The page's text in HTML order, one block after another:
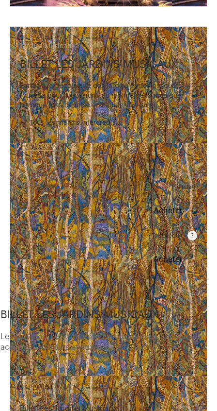
Jardins Musicaux
BILLET LES JARDINS MUSICAUX
Partez à la découverte des jardins et des bosquets
(ouverts pour l’occasion), au rythme de la musique
baroque (pas de mise en eau des bassins).
Tous les mardis, mercredis…
Lire la suite
Plein tarif
15 € Acheter
Tarif Réduit
Visiteurs âgés de 6 à 17 ans, étudiants, détenteurs
12 € Acheter
BILLET LES JARDINS MUSICAUX
Le billet pour Les Jardins Musicaux donne uniquement
accès : aux Jardins et aux Jardins Musicaux.
15 €
Lire la suite
Jardins Musicaux
Billet Les Jardins Musicaux